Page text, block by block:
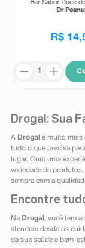
Dr
R$ 14,
Drogal: Sua
A Drogal é muito mais
tudo o que precisa
lugar. Com uma
variedade de produtos,
sempre com a
Encontre
Na Drogal , você tem
atendem desde os
da sua saúde e bem-